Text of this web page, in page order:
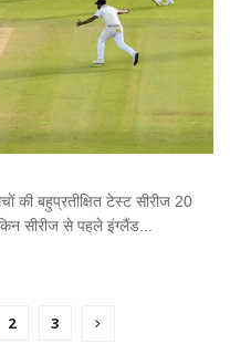
बहुप्रतीक्षित टेस्ट सीरीज 20
सीरीज से पहले इंग्लैंड...
2 3